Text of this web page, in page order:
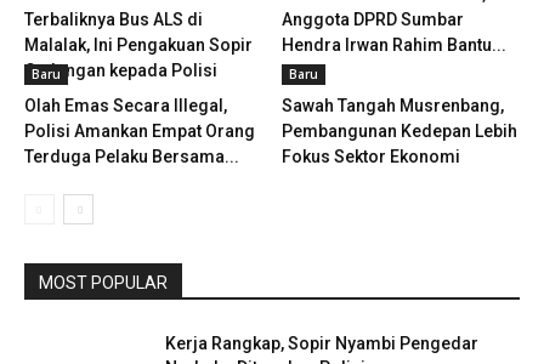
Terbaliknya Bus ALS di
Malalak, Ini Pengakuan Sopir
Cadangan kepada Polisi
Anggota DPRD Sumbar
Hendra Irwan Rahim Bantu...
Baru
Olah Emas Secara Illegal,
Polisi Amankan Empat Orang
Terduga Pelaku Bersama...
Baru
Sawah Tangah Musrenbang,
Pembangunan Kedepan Lebih
Fokus Sektor Ekonomi
MOST POPULAR
Kerja Rangkap, Sopir Nyambi Pengedar